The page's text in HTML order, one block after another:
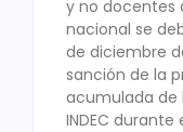
y no docentes
nacional se
de diciembre
sanción de la
acumulada de
INDEC durante